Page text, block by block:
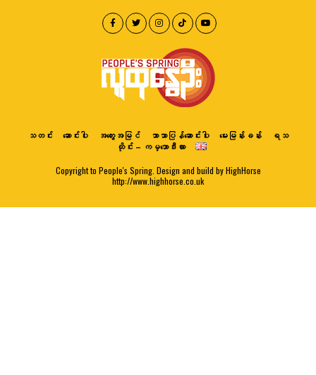
သတင်း ဆောင်းပါး အတွေးအမြင် ဘာသာပြန်ဆောင်းပါး မေးမြန်းခန်း
ရသ
ထိုင်း – ကမ္ဘောဒီးယား
Copyright to People's Spring. Design and build by HighHorse
http://www.highhorse.co.uk